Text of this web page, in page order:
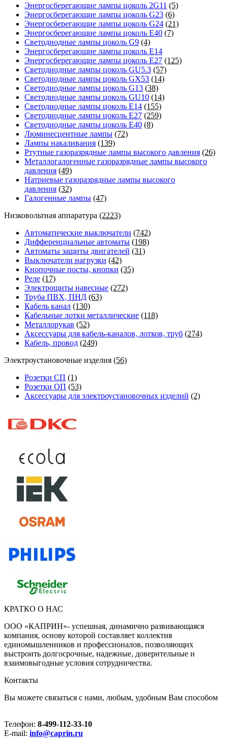
Энергосберегающие лампы цоколь 2G11 (5)
Энергосберегающие лампы цоколь G23 (6)
Энергосберегающие лампы цоколь G24 (21)
Энергосберегающие лампы цоколь Е40 (7)
Светодиодные лампы цоколь G9 (4)
Энергосберегающие лампы цоколь Е14
Энергосберегающие лампы цоколь Е27 (125)
Светодиодные лампы цоколь GU5.3 (57)
Светодиодные лампы цоколь GX53 (14)
Светодиодные лампы цоколь G13 (38)
Светодиодные лампы цоколь GU10 (14)
Светодиодные лампы цоколь E14 (155)
Светодиодные лампы цоколь E27 (259)
Светодиодные лампы цоколь E40 (8)
Люминесцентные лампы (72)
Лампы накаливания (139)
Ртутные газоразрядные лампы высокого давления (26)
Металлогалогенные газоразрядные лампы высокого
давления (49)
Натриевые газоразрядные лампы высокого
давления (32)
Галогенные лампы (47)
Низковольтная аппаратура (2223)
Автоматические выключатели (742)
Дифференциальные автоматы (198)
Автоматы защиты двигателей (31)
Выключатели нагрузки (42)
Кнопочные посты, кнопки (35)
Реле (17)
Электрощиты навесные (272)
Труба ПВХ, ПНД (63)
Кабель канал (130)
Кабельные лотки металлические (118)
Металлорукав (52)
Аксессуары для кабель-каналов, лотков, труб (274)
Кабель, провод (249)
Электроустановочные изделия (56)
Розетки СП (1)
Розетки ОП (53)
Аксессуары для электроустановочных изделий (2)
КРАТКО О НАС
ООО «КАПРИН»- успешная, динамично развивающаяся
компания, основу которой составляет коллектив
единомышленников и профессионалов, позволяющих
выстроить долгосрочные, надежные, доверительные и
взаимовыгодные условия сотрудничества.
Контакты
Вы можете связаться с нами, любым, удобным Вам способом
Телефон: 8-499-112-33-10
E-mail: info@caprin.ru